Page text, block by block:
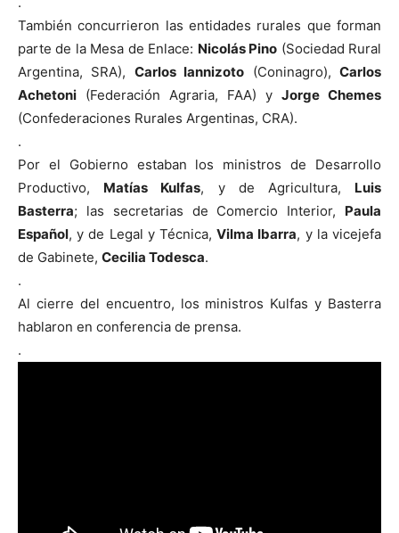
También concurrieron las entidades rurales que forman
parte de la Mesa de Enlace: Nicolás Pino (Sociedad Rural
Argentina, SRA), Carlos Iannizoto (Coninagro),Carlos
Achetoni (Federación Agraria, FAA) y Jorge Chemes
(Confederaciones Rurales Argentinas, CRA).
.
Por el Gobierno estaban los ministros de Desarrollo
Productivo, Matías Kulfas, y de Agricultura, Luis
Basterra; las secretarias de Comercio Interior, Paula
Español, y de Legal y Técnica,Vilma Ibarra, y la vicejefa
de Gabinete, Cecilia Todesca.
.
Al cierre del encuentro, los ministros Kulfas y Basterra
hablaron en conferencia de prensa.
.